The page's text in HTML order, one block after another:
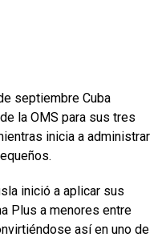
septiembre Cuba
la OMS para sus tres
inicia a administrar
inició a aplicar sus
Plus a menores entre
así en uno de